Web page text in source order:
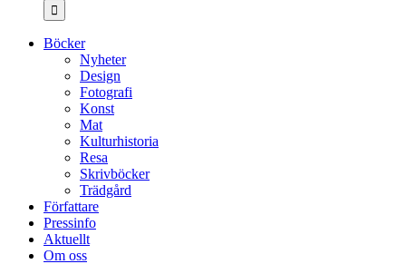
Böcker
Nyheter
Design
Fotografi
Konst
Mat
Kulturhistoria
Resa
Skrivböcker
Trädgård
Författare
Pressinfo
Aktuellt
Om oss